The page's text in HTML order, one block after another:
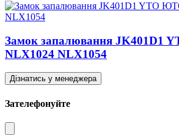
Замок запалювання JK401D1
NLX1024 NLX1054
Дізнатись у менеджера
Зателефонуйте